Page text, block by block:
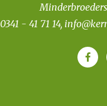
0341 - 41 71 14,